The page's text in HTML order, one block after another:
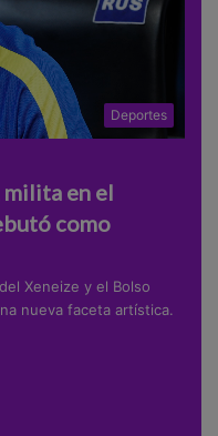
Deportes
milita en el
como
Xeneize y el Bolso
nueva faceta artística.